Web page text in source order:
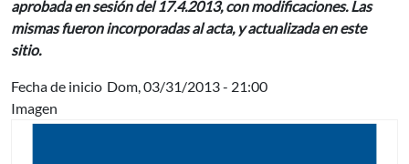
aprobada en sesión del 17.4.2013, con modificaciones. Las
mismas fueron incorporadas al acta, y actualizada en este
sitio.
Fecha de inicio Dom, 03/31/2013 - 21:00
Imagen